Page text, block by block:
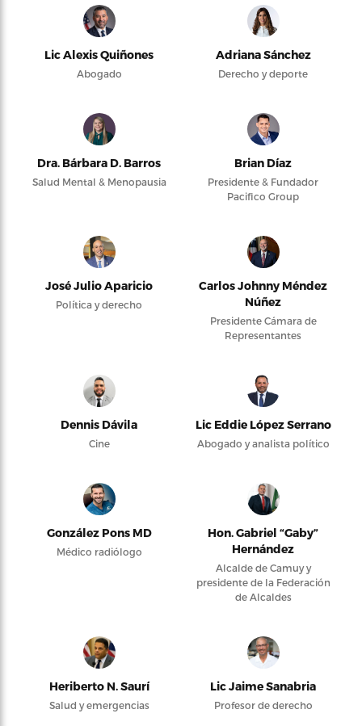
Lic Alexis Quiñones
Abogado
Adriana Sánchez
Derecho y deporte
Dra. Bárbara D. Barros
Salud Mental & Menopausia
Brian Díaz
Presidente & Fundador
Pacifico Group
José Julio Aparicio
Política y derecho
Carlos Johnny Méndez
Núñez
Presidente Cámara de
Representantes
Dennis Dávila
Cine
Lic Eddie López Serrano
Abogado y analista político
González Pons MD
Médico radiólogo
Hon. Gabriel “Gaby”
Hernández
Alcalde de Camuy y
presidente de la Federación
de Alcaldes
Heriberto N. Saurí
Salud y emergencias
Lic Jaime Sanabria
Profesor de derecho